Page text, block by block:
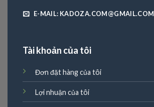
E-MAIL: KADOZA.COM@GMAIL.COM
Tài khoản của tôi
Đơn đặt hàng của tôi
Lợi nhuận của tôi